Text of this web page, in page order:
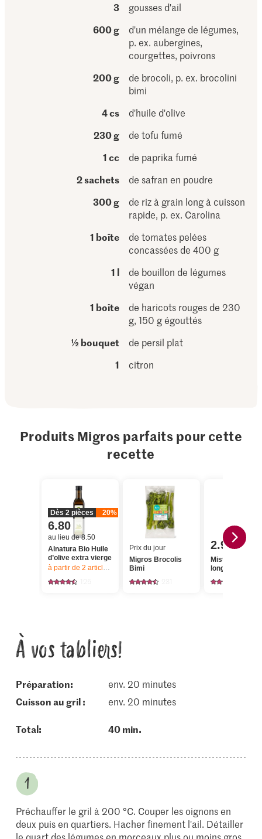
3
gousses d'ail
600 g
d'un mélange de légumes,
p. ex. aubergines,
courgettes, poivrons
200 g
de brocoli, p. ex. brocolini
bimi
4 cs
d'huile d'olive
230 g
de tofu fumé
1 cc
de paprika fumé
2 sachets
de safran en poudre
300 g
de riz à grain long à cuisson
rapide, p. ex. Carolina
1 boîte
de tomates pelées
concassées de 400 g
1 l
de bouillon de légumes
végan
1 boîte
de haricots rouges de 230
g, 150 g égouttés
½ bouquet
de persil plat
1
citron
Produits Migros parfaits pour cette
recette
Dès 2 pièces 20%
6.80
au lieu de 8.50
Alnatura Bio Huile
d’olive extra vierge
à partir de 2 articles, Offre valable du 6.8 au 12.8.2026, jusqu’à
Prix du jour
Migros Brocolis
Bimi
2.95
Mister Rice Riz
long grain
À vos tabliers!
Préparation:
env. 20 minutes
cuisson au gril :
env. 20 minutes
Total: 40 min.
Préchauffer le gril à 200 °C. Couper les oignons en
deux puis en quartiers. Hacher finement l'ail. Détailler